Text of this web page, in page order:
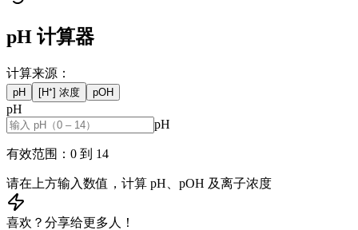
pH 计算器
计算来源：
pH [H⁺] 浓度 pOH
pH
pH
有效范围：0 到 14
请在上方输入数值，计算 pH、pOH 及离子浓度
喜欢？分享给更多人！